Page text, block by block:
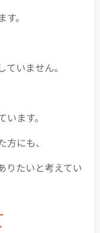
。
いません。
ます。
にも、
りたいと考えてい